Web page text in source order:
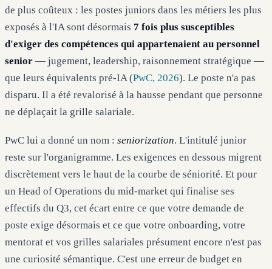
de plus coûteux : les postes juniors dans les métiers les plus
exposés à l'IA sont désormais 7 fois plus susceptibles
d'exiger des compétences qui appartenaient au personnel
senior — jugement, leadership, raisonnement stratégique —
que leurs équivalents pré-IA (PwC, 2026). Le poste n'a pas
disparu. Il a été revalorisé à la hausse pendant que personne
ne déplaçait la grille salariale.
PwC lui a donné un nom : seniorization. L'intitulé junior
reste sur l'organigramme. Les exigences en dessous migrent
discrètement vers le haut de la courbe de séniorité. Et pour
un Head of Operations du mid-market qui finalise ses
effectifs du Q3, cet écart entre ce que votre demande de
poste exige désormais et ce que votre onboarding, votre
mentorat et vos grilles salariales présument encore n'est pas
une curiosité sémantique. C'est une erreur de budget en